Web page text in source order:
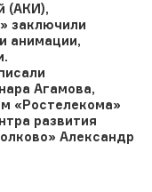
(АКИ),
заключили
анимации,
Агамова,
«Ростелекома»
развития
Александр